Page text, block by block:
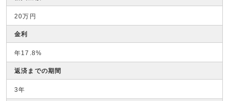
20万円
金利
年17.8%
返済までの期間
3年